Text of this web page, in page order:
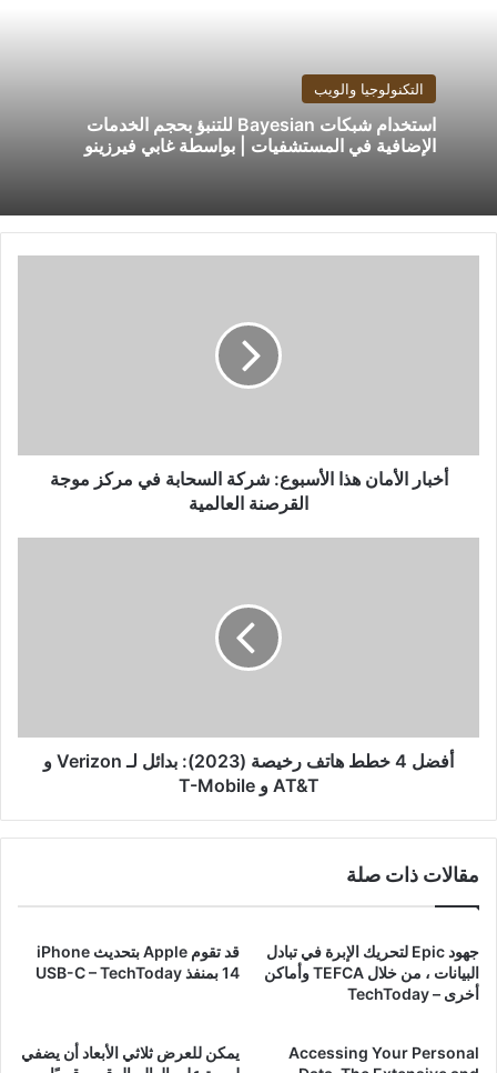
التكنولوجيا والويب
استخدام شبكات Bayesian للتنبؤ بحجم الخدمات
الإضافية في المستشفيات | بواسطة غابي فيرزينو
موجة
القرصنةأخبار الأمان هذا الأسبوع: شركة السحابة في مركز موجة
القرصنة العالمية
Verizon
T-
أفضل 4 خطط هاتف رخيصة (2023): بدائل لـ Verizon و
AT&T و T-Mobile
مقالات ذات صلة
جهود Epic لتحريك الإبرة في تبادل
البيانات ، من خلال TEFCA وأماكن
أخرى – TechToday
قد تقوم Apple بتحديث iPhone
14 بمنفذ USB-C – TechToday
Accessing Your Personal
يمكن للعرض ثلاثي الأبعاد أن يضفي